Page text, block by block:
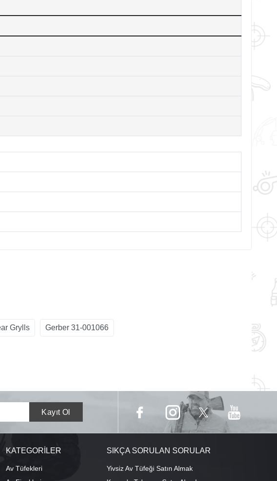
Grylls Gerber 31-001066
KATEGORİLER
Av Tüfekleri
SIKÇA SORULAN SORULAR
Yivsiz Av Tüfeği Satın Almak